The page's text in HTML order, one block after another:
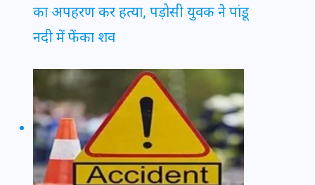
का अपहरण कर हत्या, पड़ोसी युवक ने पांडू
नदी में फेंका शव